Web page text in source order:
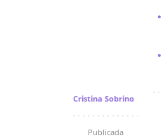
Cristina Sobrino
Publicada